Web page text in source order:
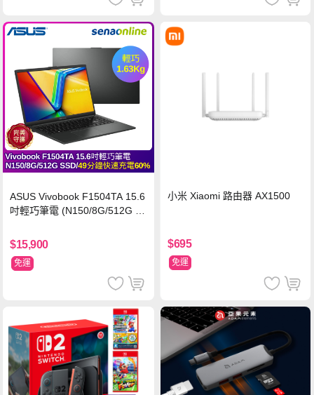
ASUS Vivobook F1504TA 15.6
吋輕巧筆電 (N150/8G/512G S
$15,900
免運
小米 Xiaomi 路由器 AX1500
$695
免運